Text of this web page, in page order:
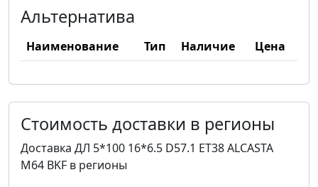
Альтернатива
Наименование Тип Наличие Цена
Стоимость доставки в регионы
Доставка ДЛ 5*100 16*6.5 D57.1 ET38 ALCASTA
M64 BKF в регионы